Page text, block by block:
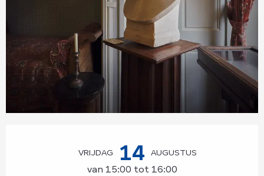
VRIJDAG 14 AUGUSTUS
van 15:00 tot 16:00